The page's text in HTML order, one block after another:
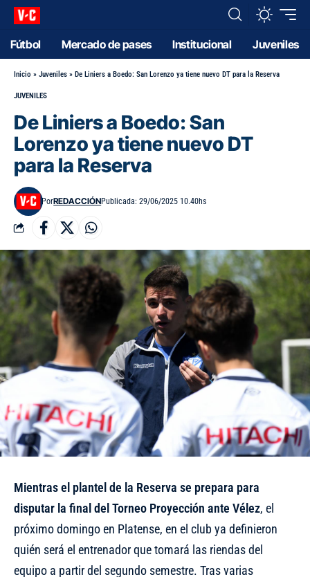
Fútbol Mercado de pases Institucional Juveniles
Inicio » Juveniles » De Liniers a Boedo: San Lorenzo ya tiene nuevo DT para la Reserva
JUVENILES
De Liniers a Boedo: San
Lorenzo ya tiene nuevo DT
para la Reserva
PorREDACCIÓNPublicada: 29/06/2025 10.40hs
Mientras el plantel de la Reserva se prepara para
disputar la final del Torneo Proyección ante Vélez, el
próximo domingo en Platense, en el club ya definieron
quién será el entrenador que tomará las riendas del
equipo a partir del segundo semestre. Tras varias